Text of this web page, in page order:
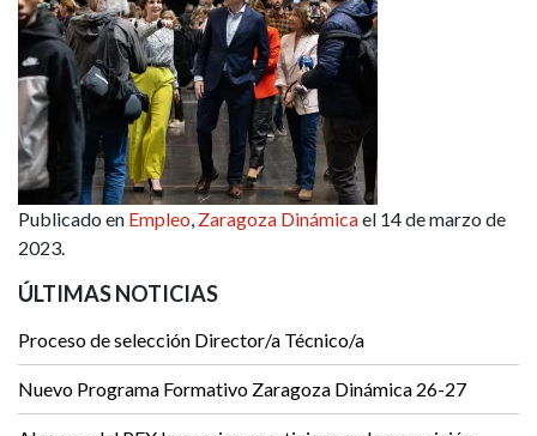
Publicado en Empleo, Zaragoza Dinámicael 14 de marzo de
2023.
ÚLTIMAS NOTICIAS
Proceso de selección Director/a Técnico/a
Nuevo Programa Formativo Zaragoza Dinámica 26-27